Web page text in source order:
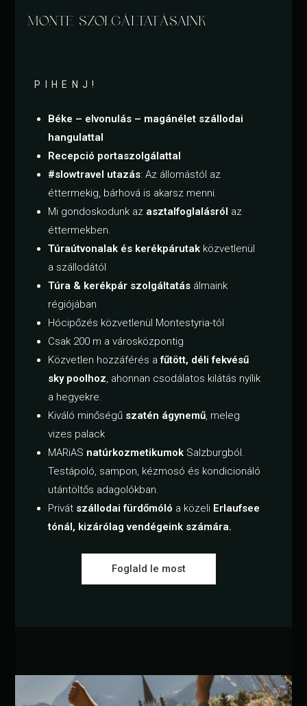
MONTE SZOLGÁLTATÁSAINK
PIHENJ!
Béke – elvonulás – magánélet szállodai
hangulattal
Recepció portaszolgálattal
#slowtravel utazás: Az állomástól az
éttermekig, bárhová is akarsz menni.
Mi gondoskodunk az asztalfoglalásról az
éttermekben.
Túraútvonalak és kerékpárutak közvetlenül
a szállodától
Túra & kerékpár szolgáltatás álmaink
régiójában
Hócipőzés közvetlenül Montestyria-tól
Csak 200 m a városközpontig
Közvetlen hozzáférés afűtött, déli fekvésű
sky poolhoz, ahonnan csodálatos kilátás nyílik
a hegyekre.
Kiváló minőségű szatén ágynemű, meleg
vizes palack
MARiAS natúrkozmetikumok Salzburgból.
Testápoló, sampon, kézmosó és kondicionáló
utántöltős adagolókban.
Privát szállodai fürdőmóló a közeli Erlaufsee
tónál, kizárólag vendégeink számára.
Foglald le most